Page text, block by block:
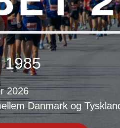
1985
2026
Danmark og